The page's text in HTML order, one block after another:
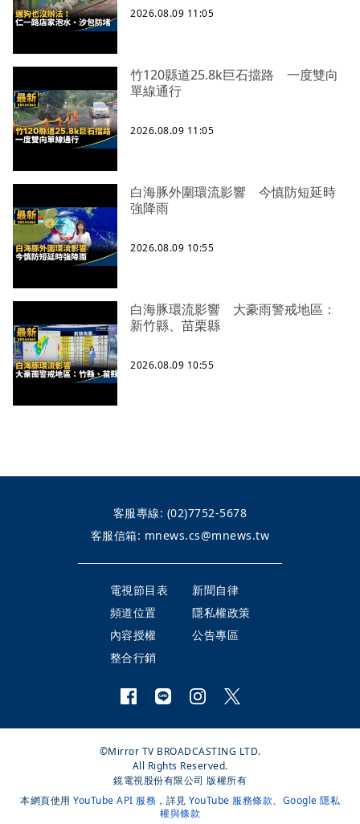
2026.08.09 11:05
竹120縣道25.8k巨石擋路 一度雙向
單線通行
2026.08.09 11:05
白海豚外圍環流影響 今慎防短延時
強降雨
2026.08.09 10:55
白海豚環流影響 大豪雨警戒地區：
新竹縣、苗栗縣
2026.08.09 10:55
客服專線: (02)7752-5678
客服信箱: mnews.cs@mnews.tw
電視節目表
新聞自律
頻道位置
隱私權政策
內容授權
公告專區
整合行銷
©Mirror TV BROADCASTING LTD.
All Rights Reserved.
鏡電視股份有限公司 版權所有
本網頁使用 YouTube API 服務 ，詳見 YouTube 服務條款、 Google 隱私
權與條款